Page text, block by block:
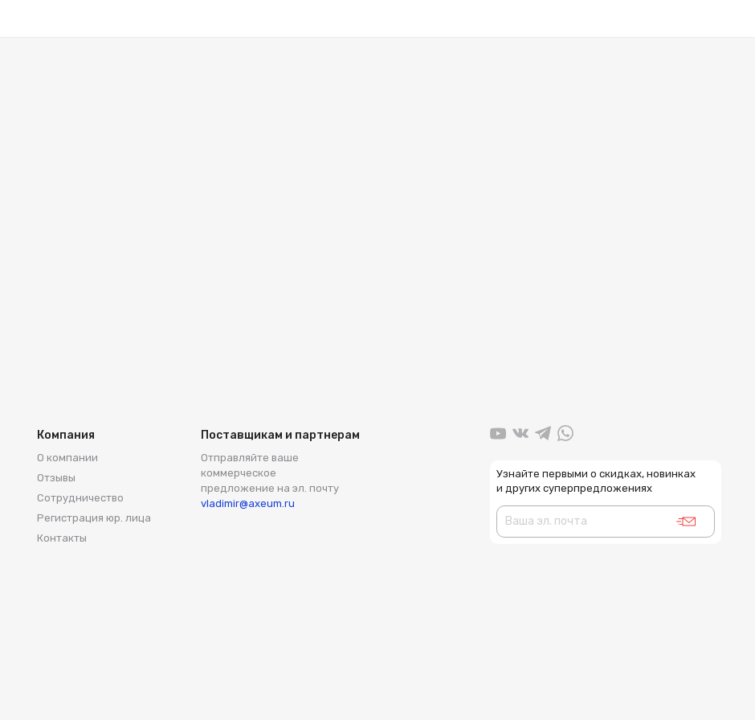
Компания
О компании
Отзывы
Сотрудничество
Регистрация юр. лица
Контакты
Поставщикам и партнерам
Отправляйте ваше
коммерческое
предложение на эл. почту
vladimir@axeum.ru
Узнайте первыми о скидках, новинках
и других суперпредложениях